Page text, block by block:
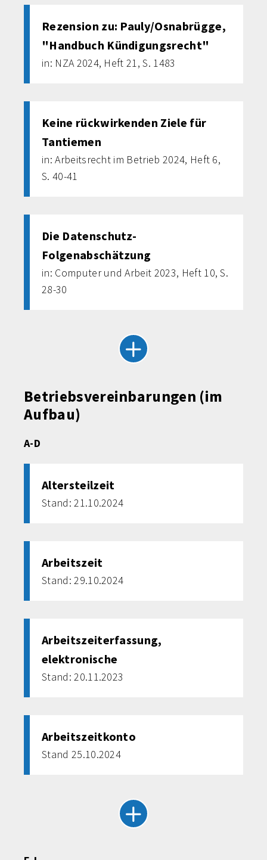
Rezension zu: Pauly/Osnabrügge,
"Handbuch Kündigungsrecht"
in: NZA 2024, Heft 21, S. 1483
Keine rückwirkenden Ziele für
Tantiemen
in: Arbeitsrecht im Betrieb 2024, Heft 6,
S. 40-41
Die Datenschutz-
Folgenabschätzung
in: Computer und Arbeit 2023, Heft 10, S.
28-30
Betriebsvereinbarungen (im
Aufbau)
A-D
Altersteilzeit
Stand: 21.10.2024
Arbeitszeit
Stand: 29.10.2024
Arbeitszeiterfassung,
elektronische
Stand: 20.11.2023
Arbeitszeitkonto
Stand 25.10.2024